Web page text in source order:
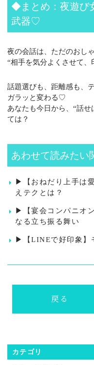
◆まとめ：夜遊び
武器♡
夜の会話は、ただのおし
“相手を気分よくさせて、
話題選びも、距離感も、
ガラッと変わる♡
あなたも今日から、“話
ては？
あわせて読みたい
▶【おねだり上手は
えテクとは？
▶【宴会コンパニオ
なる立ち振る舞い
▶【LINEで好印象】
戻る
カテゴリ